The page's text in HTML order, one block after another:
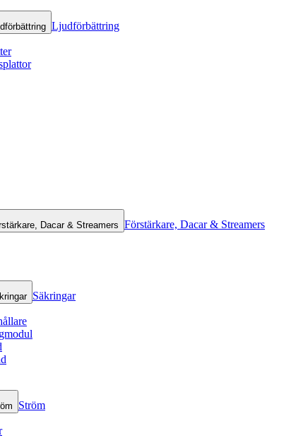
Ljudförbättring
Dacar & Streamers Förstärkare, Dacar & Streamers
Säkringar
Ström